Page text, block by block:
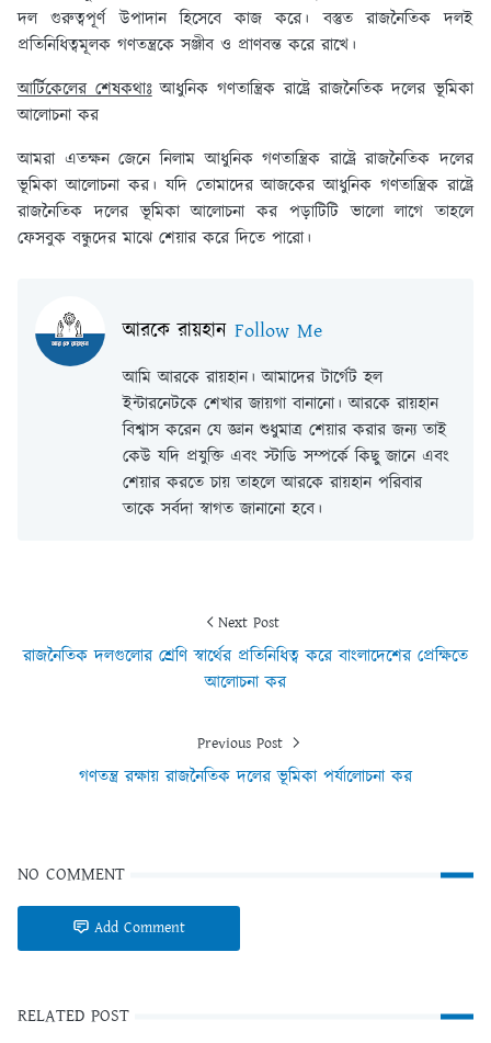
দল গুরুত্বপূর্ণ উপাদান হিসেবে কাজ করে। বস্তুত রাজনৈতিক দলই
প্রতিনিধিত্বমূলক গণতন্ত্রকে সঞ্জীব ও প্রাণবন্ত করে রাখে।
আর্টিকেলের শেষকথাঃআধুনিক গণতান্ত্রিক রাষ্ট্রে রাজনৈতিক দলের ভূমিকা
আলােচনা কর
আমরা এতক্ষন জেনে নিলাম আধুনিক গণতান্ত্রিক রাষ্ট্রে রাজনৈতিক দলের
ভূমিকা আলােচনা কর। যদি তোমাদের আজকের আধুনিক গণতান্ত্রিক রাষ্ট্রে
রাজনৈতিক দলের ভূমিকা আলােচনা কর পড়াটিটি ভালো লাগে তাহলে
ফেসবুক বন্ধুদের মাঝে শেয়ার করে দিতে পারো।
আরকে রায়হান Follow Me
আমি আরকে রায়হান। আমাদের টার্গেট হল
ইন্টারনেটকে শেখার জায়গা বানানো। আরকে রায়হান
বিশ্বাস করেন যে জ্ঞান শুধুমাত্র শেয়ার করার জন্য তাই
কেউ যদি প্রযুক্তি এবং স্টাডি সম্পর্কে কিছু জানে এবং
শেয়ার করতে চায় তাহলে আরকে রায়হান পরিবার
তাকে সর্বদা স্বাগত জানানো হবে।
Next Post
রাজনৈতিক দলগুলোর শ্রেণি স্বার্থের প্রতিনিধিত্ব করে বাংলাদেশের প্রেক্ষিতে
আলোচনা কর
Previous Post
গণতন্ত্র রক্ষায় রাজনৈতিক দলের ভূমিকা পর্যালোচনা কর
NO COMMENT
Add Comment
RELATED POST